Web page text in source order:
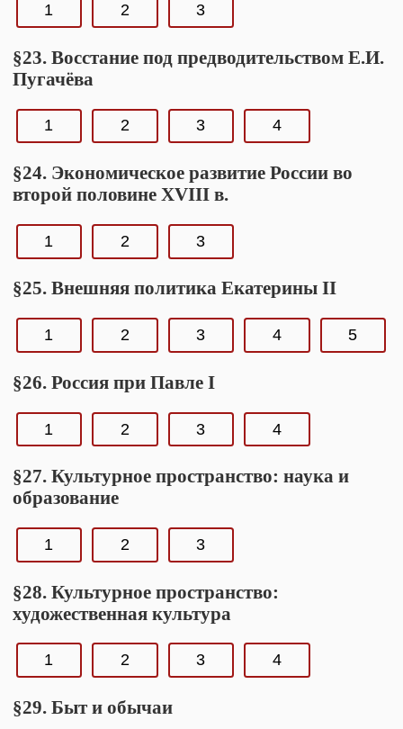
1 2 3
§23. Восстание под предводительством Е.И.
Пугачёва
1 2 3 4
§24. Экономическое развитие России во
второй половине XVIII в.
1 2 3
§25. Внешняя политика Екатерины II
1 2 3 4 5
§26. Россия при Павле I
1 2 3 4
§27. Культурное пространство: наука и
образование
1 2 3
§28. Культурное пространство:
художественная культура
1 2 3 4
§29. Быт и обычаи